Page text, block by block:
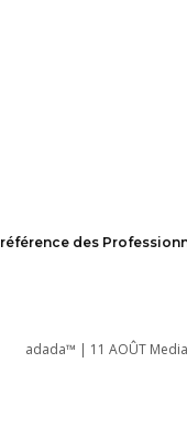
référence des
adada™ | 11 AOÛT